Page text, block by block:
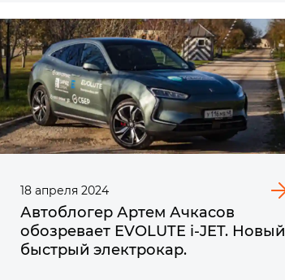
18 апреля 2024
Автоблогер Артем Ачкасов
обозревает EVOLUTE i‑JET. Новый
быстрый электрокар.